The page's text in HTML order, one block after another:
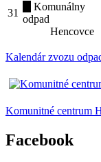
31
Komunálny
odpad
Hencovce
Kalendár zvozu
Komunitné centrum
Facebook